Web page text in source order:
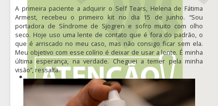
A primeira paciente a adquirir o Self Tears, Helena de Fátima
Armest, recebeu o primeiro kit no dia 15 de junho. “Sou
portadora de Síndrome de Sjogren e sofro muito com olho
seco. Hoje uso uma lente de contato que é fora do padrão, o
que é arriscado no meu caso, mas não consigo ficar sem ela.
Meu objetivo com esse colírio é deixar de usar a lente. É minha
última esperança, na verdade. Cheguei a temer pela minha
visão”, ressalta.